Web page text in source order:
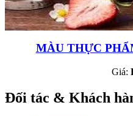
MÀU THỰC
Giá:
Đối tác & Khách